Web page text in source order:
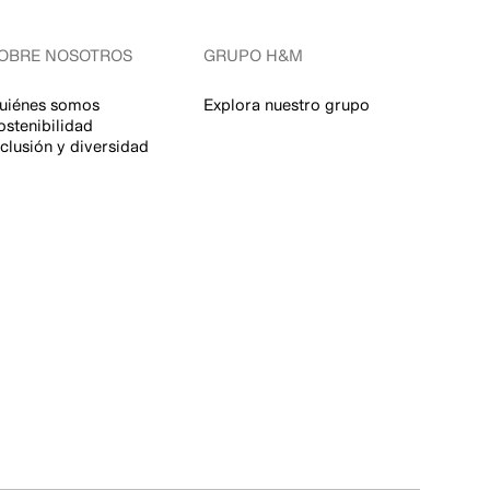
NOSOTROS
somos
y diversidad
GRUPO H&M
Explora nuestro grupo